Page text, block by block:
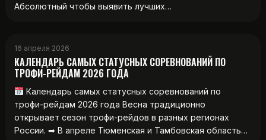
Абсолютный чтобы выявить лучших…
16 апреля 2026
КАЛЕНДАРЬ САМЫХ СТАТУСНЫХ СОРЕВНОВАНИЙ ПО
ТРОФИ-РЕЙДАМ 2026 ГОДА
Календарь самых статусных соревнований по
трофи-рейдам 2026 года Весна традиционно
открывает сезон трофи-рейдов в разных регионах
России. ➡ В апреле Тюменская и Тамбовская область…